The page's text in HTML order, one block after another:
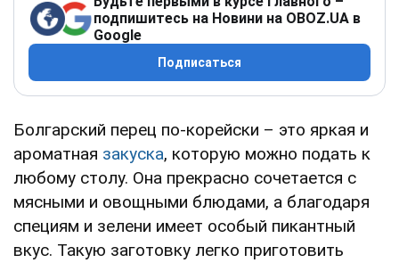
подпишитесь на Новини на OBOZ.UA в
Google
Подписаться
Болгарский перец по-корейски – это яркая и
ароматная закуска, которую можно подать к
любому столу. Она прекрасно сочетается с
мясными и овощными блюдами, а благодаря
специям и зелени имеет особый пикантный
вкус. Такую заготовку легко приготовить